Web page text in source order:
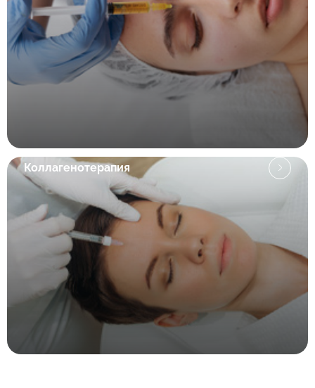
Коллагенотерапия